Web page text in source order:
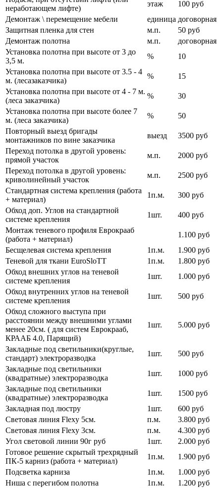
неработающем лифте)
этаж
100 руб
Демонтаж \ перемещение мебели
единица договорная
Защитная пленка для стен
м.п.
50 руб
Демонтаж полотна
м.п.
договорная
Установка полотна при высоте от 3 до
3,5 м.
%
10
Установка полотна при высоте от 3.5 - 4
м. (лесазаказчика)
%
15
Установка полотна при высоте от 4 - 7 м.
(леса заказчика)
%
30
Установка полотна при высоте более 7
м. (леса заказчика)
%
50
Повторный выезд бригады
монтажников по вине заказчика
выезд
3500 руб
Переход потолка в другой уровень:
прямой участок
м.п.
2000 руб
Переход потолка в другой уровень:
криволинейный участок
м.п.
2500 руб
Стандартная система крепления (работа
+ материал)
1п.м.
300 руб
Обход доп. Углов на стандартной
системе крепления
1шт.
400 руб
Монтаж теневого профиля Еврокрааб
(работа + материал)
1.100 руб
Бесщелевая система крепления
1п.м.
1.900 руб
Теневой для ткани EuroSloTT
1п.м.
1.800 руб
Обход внешних углов на теневой
системе крепления
1шт.
1.000 руб
Обход внутренних углов на теневой
системе крепления
1шт.
500 руб
Обход сложного выступа при
расстоянии между внешними углами
менее 20см. ( для систем Еврокрааб,
КРААБ 4.0, Парящий)
1шт. 5.000 руб
Закладные под светильники(круглые,
стандарт) электроразводка
1шт.
500 руб
Закладные под светильники
(квадратные) электроразводка
1шт.
1000 руб
Закладные под светильники
(квадратные) электроразводка
1шт.
1500 руб
Закладная под люстру
1шт.
600 руб
Световая линия Flexy 5см.
п.м.
3.800 руб
Световая линия Flexy 3см.
п.м.
4.300 руб
Угол световой линии 90г руб
1шт.
2.000 руб
Готовое решение скрытый трехрядный
ПК-5 карниз (работа + материал)
1п.м.
1.900 руб
Подсветка карниза
1п.м.
1.000 руб
Ниша с перегибом полотна
1п.м.
1.200 руб